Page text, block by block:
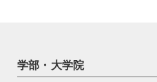
学部・大学院